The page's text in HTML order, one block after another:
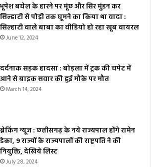
भूपेश बघेल के हारने पर मूंछ और सिर मुंडन कर
सिल्हाटी से पोड़ी तक घूमने का किया था वादा :
सिल्हाटी वाले बाबा का वीडियो हो रहा खूब वायरल
June 12, 2024
दर्दनाक सड़क हादसा : बोड़ला में ट्रक की चपेट में
आने से बाइक सवार की हुई मौके पर मौत
March 14, 2024
ब्रेकिंग न्यूज : छत्तीसगढ़ के नये राज्यपाल होंगे रामेन
डेका, 9 राज्यों के राज्यपालों की राष्ट्रपति ने की
नियुक्ति, देखिये लिस्ट
July 28, 2024